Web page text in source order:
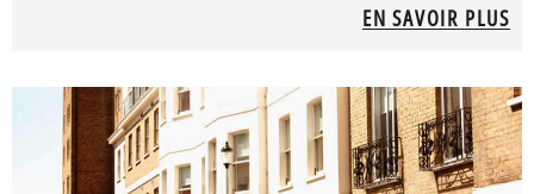
EN SAVOIR PLUS